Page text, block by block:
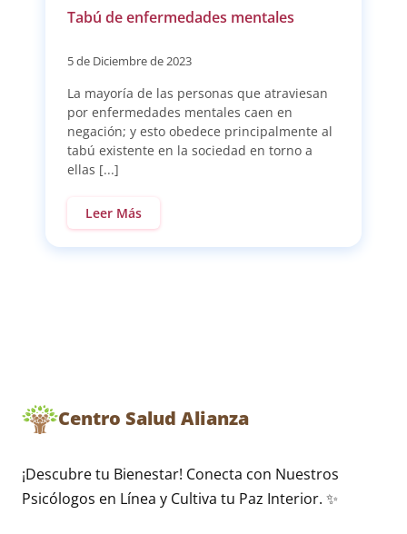
Tabú de enfermedades mentales
5 de Diciembre de 2023
La mayoría de las personas que atraviesan
por enfermedades mentales caen en
negación; y esto obedece principalmente al
tabú existente en la sociedad en torno a
ellas [...]
Leer Más
Centro Salud Alianza
¡Descubre tu Bienestar! Conecta con Nuestros
Psicólogos en Línea y Cultiva tu Paz Interior. ✨